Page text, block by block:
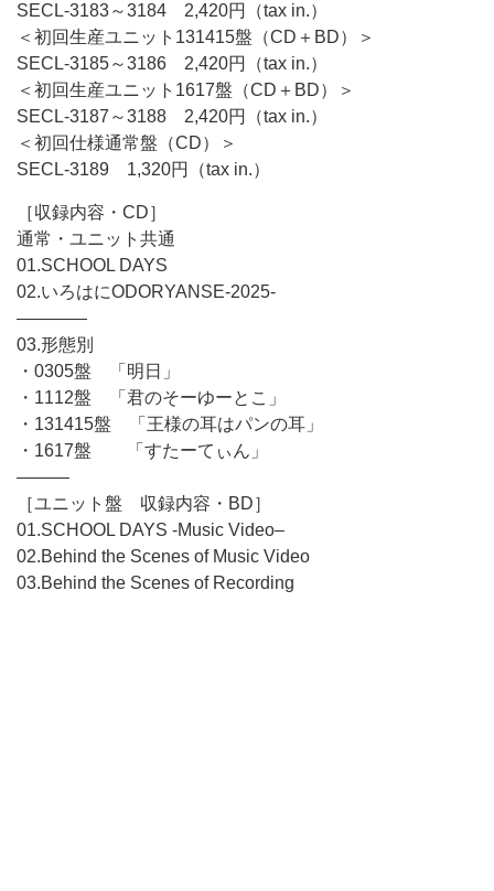
SECL-3183～3184 2,420円（tax in.）
＜初回生産ユニット131415盤（CD＋BD）＞
SECL-3185～3186 2,420円（tax in.）
＜初回生産ユニット1617盤（CD＋BD）＞
SECL-3187～3188 2,420円（tax in.）
＜初回仕様通常盤（CD）＞
SECL-3189 1,320円（tax in.）
［収録内容・CD］
通常・ユニット共通
01.SCHOOL DAYS
02.いろはにODORYANSE-2025-
――――
03.形態別
・0305盤 「明日」
・1112盤 「君のそーゆーとこ」
・131415盤 「王様の耳はパンの耳」
・1617盤 「すたーてぃん」
―――
［ユニット盤 収録内容・BD］
01.SCHOOL DAYS -Music Video–
02.Behind the Scenes of Music Video
03.Behind the Scenes of Recording